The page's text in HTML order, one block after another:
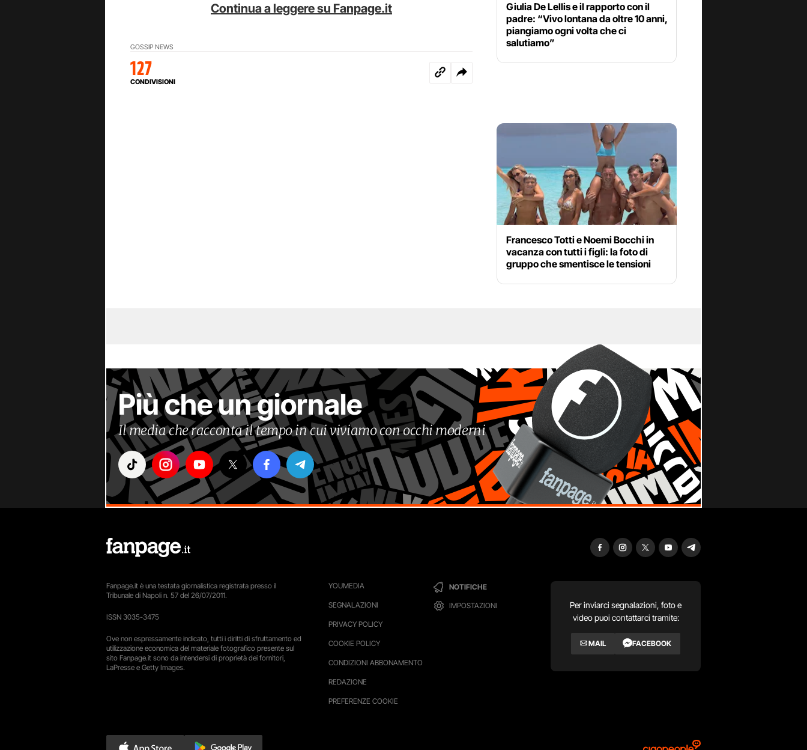
Continua a leggere su Fanpage.it
GOSSIP NEWS
127
CONDIVISIONI
Giulia De Lellis e il rapporto con il
padre: “Vivo lontana da oltre 10 anni,
piangiamo ogni volta che ci
salutiamo”
Francesco Totti e Noemi Bocchi in
vacanza con tutti i figli: la foto di
gruppo che smentisce le tensioni
Più che un giornale
Il media che racconta il tempo in cui viviamo con occhi moderni
YOUMEDIA
SEGNALAZIONI
PRIVACY POLICY
COOKIE POLICY
CONDIZIONI ABBONAMENTO
REDAZIONE
PREFERENZE COOKIE
NOTIFICHE
IMPOSTAZIONI
Per inviarci segnalazioni, foto e
video puoi contattarci tramite:
MAIL FACEBOOK
Fanpage.it è una testata giornalistica registrata presso il
Tribunale di Napoli n. 57 del 26/07/2011.
ISSN 3035-3475
Ove non espressamente indicato, tutti i diritti di sfruttamento ed
utilizzazione economica del materiale fotografico presente sul
sito Fanpage.it sono da intendersi di proprietà dei fornitori,
LaPresse e Getty Images.